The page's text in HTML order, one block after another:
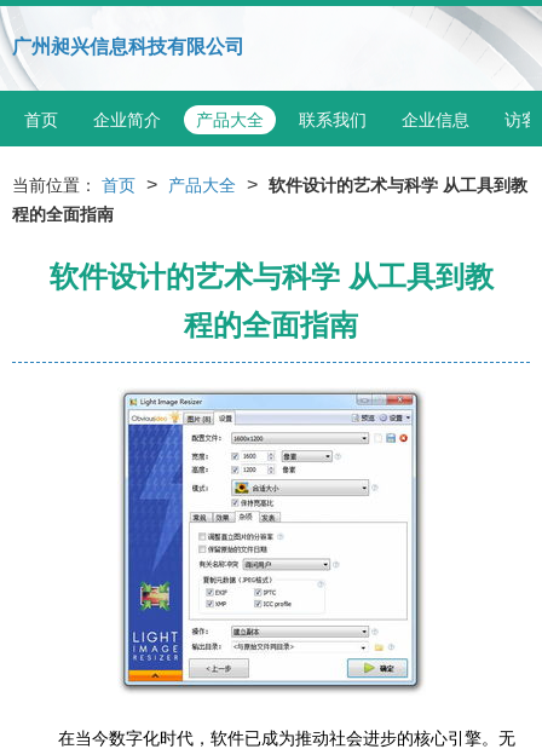
广州昶兴信息科技有限公司
首页 企业简介 产品大全 联系我们 企业信息 访客
当前位置： 首页 > 产品大全 > 软件设计的艺术与科学 从工具到教
程的全面指南
软件设计的艺术与科学 从工具到教
程的全面指南
在当今数字化时代，软件已成为推动社会进步的核心引擎。无